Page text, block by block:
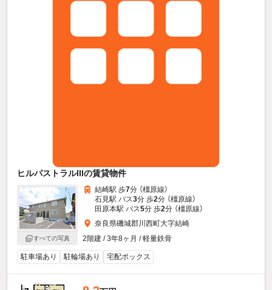
ヒルパストラルIIIの賃貸物件
すべての写真
結崎駅 歩7分 （橿原線）
石見駅 バス3分 歩2分 （橿原線）
田原本駅 バス5分 歩2分 （橿原線）
奈良県磯城郡川西町大字結崎
2階建 / 3年8ヶ月 / 軽量鉄骨
駐車場あり 駐輪場あり 宅配ボックス